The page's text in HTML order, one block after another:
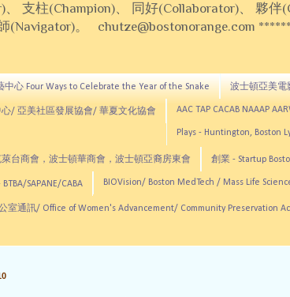
支柱(Champion)、 同好(Collaborator)、 夥伴
(Navigator)。 chutze@bostonorange.com
中心 Four Ways to Celebrate the Year of the Snake 波士頓亞美電
/ 亞美社區發展協會/ 華夏文化協會 AAC TAP CACAB NAAAP
Plays - Huntington, Boston
萊台商會，波士頓華商會，波士頓亞裔房東會 創業 - Startup
SAPANE/CABA BIOVision/ Boston MedTech / Mass Life
室通訊/ Office of Women's Advancement/ Community Preservation